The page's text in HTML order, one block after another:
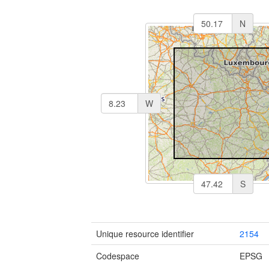
N
S
W
Unique resource identifier
2154
Codespace
EPSG